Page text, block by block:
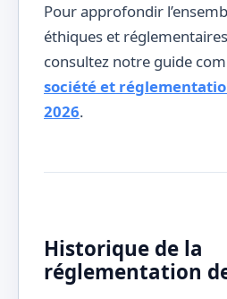
Pour approfondir
éthiques et réglementaires
consultez notre guide
société et
2026.
Historique de la
réglementation